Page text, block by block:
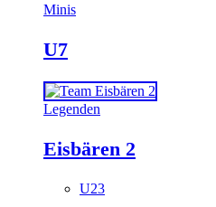
Minis
U7
Legenden
Eisbären 2
U23